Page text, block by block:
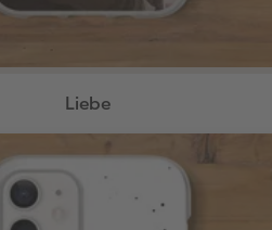
Liebe